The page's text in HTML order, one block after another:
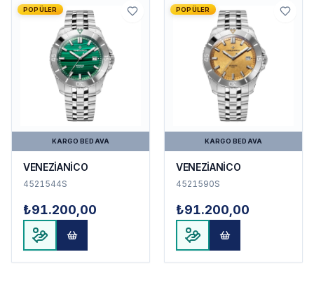
POPÜLER
KARGO BEDAVA
VENEZİANİCO
4521544S
₺91.200,00
POPÜLER
KARGO BEDAVA
VENEZİANİCO
4521590S
₺91.200,00